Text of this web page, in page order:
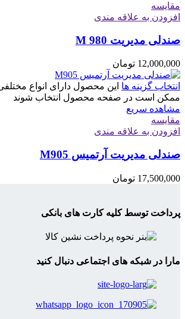
مقایسه
افزودن به علاقه مندی
صندلی مدیریت M 980
12,000,000 تومان
انتخاب گزینه ها این محصول دارای انواع
ممکن است در صفحه محصول انتخاب شوند
مشاهده سریع
مقایسه
افزودن به علاقه مندی
صندلی مدیریت آرتمیس M905
17,500,000 تومان
پرداخت توسط کلیه کارت های بانکی
مارا در شبکه های اجتماعی دنبال کنید